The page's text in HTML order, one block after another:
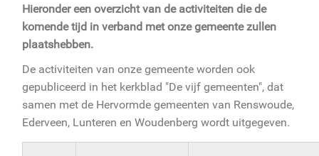
Hieronder een overzicht van de activiteiten die de
komende tijd in verband met onze gemeente zullen
plaatshebben.
De activiteiten van onze gemeente worden ook
gepubliceerd in het kerkblad "De vijf gemeenten", dat
samen met de Hervormde gemeenten van Renswoude,
Ederveen, Lunteren en Woudenberg wordt uitgegeven.